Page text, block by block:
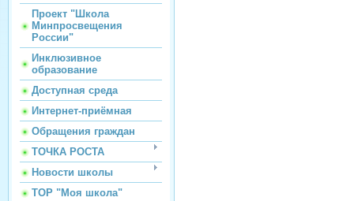
Проект "Школа
Минпросвещения
России"
Инклюзивное
образование
Доступная среда
Интернет-приёмная
Обращения граждан
ТОЧКА РОСТА
Новости школы
ТОР "Моя школа"